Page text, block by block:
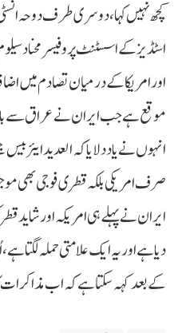
کچھ نہیں کہا، دوسری طرف دوحہ
اسٹڈیز کے اسسٹنٹ پروفیسر محناد
اور امریکا کے درمیان تصادم میں
موقع ہے جب ایران نے عراق سے باہر
انہوں نے یاد دلایا کہ العدید ایئر بیس
صرف امریکی بلکہ قطری فوجی بھی
ایران نے پہلے ہی امریکہ اور شاید
دیا ہے اور یہ ایک علامتی حملہ لگتا
کے بعد کہہ سکتا ہے کہ اب